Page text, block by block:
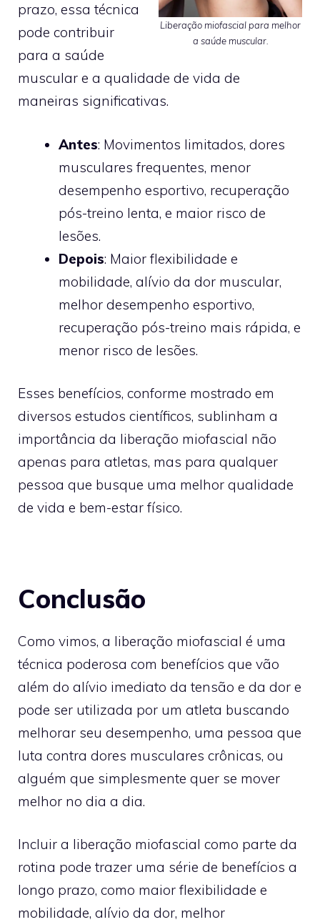
Liberação miofascial para melhor
a saúde muscular.
prazo, essa técnica
pode contribuir
para a saúde
muscular e a qualidade de vida de
maneiras significativas.
Antes: Movimentos limitados, dores
musculares frequentes, menor
desempenho esportivo, recuperação
pós-treino lenta, e maior risco de
lesões.
Depois: Maior flexibilidade e
mobilidade, alívio da dor muscular,
melhor desempenho esportivo,
recuperação pós-treino mais rápida, e
menor risco de lesões.
Esses benefícios, conforme mostrado em
diversos estudos científicos, sublinham a
importância da liberação miofascial não
apenas para atletas, mas para qualquer
pessoa que busque uma melhor qualidade
de vida e bem-estar físico.
Conclusão
Como vimos, a liberação miofascial é uma
técnica poderosa com benefícios que vão
além do alívio imediato da tensão e da dor e
pode ser utilizada por um atleta buscando
melhorar seu desempenho, uma pessoa que
luta contra dores musculares crônicas, ou
alguém que simplesmente quer se mover
melhor no dia a dia.
Incluir a liberação miofascial como parte da
rotina pode trazer uma série de benefícios a
longo prazo, como maior flexibilidade e
mobilidade, alívio da dor, melhor